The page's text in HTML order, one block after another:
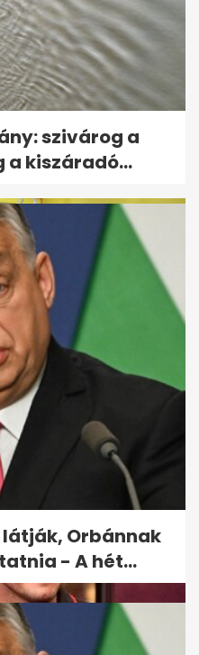
Nem tudnak
a
botrányára
szivárog a
kiszáradó...
Orbánnak
- A hét...